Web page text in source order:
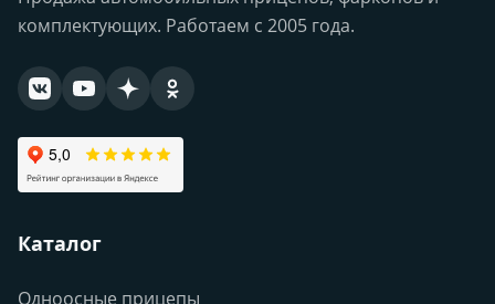
комплектующих. Работаем с 2005 года.
Каталог
Одноосные прицепы